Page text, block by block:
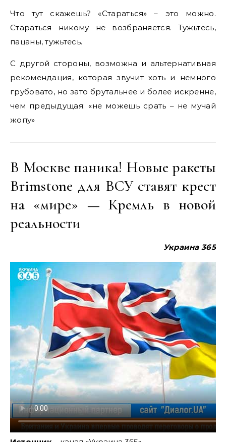
Что тут скажешь? «Стараться» – это можно.
Стараться никому не возбраняется. Тужьтесь,
пацаны, тужьтесь.
С другой стороны, возможна и альтернативная
рекомендация, которая звучит хоть и немного
грубовато, но зато брутальнее и более искренне,
чем предыдущая: «не можешь срать – не мучай
жопу»
В Москве паника! Новые ракеты
Brimstone для ВСУ ставят крест
на «мире» — Кремль в новой
реальности
Украина365